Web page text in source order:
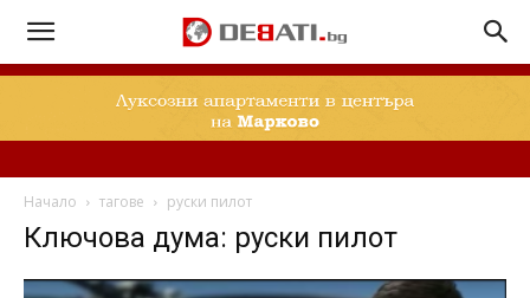
Начало тагове руски пилот
Ключова дума: руски пилот